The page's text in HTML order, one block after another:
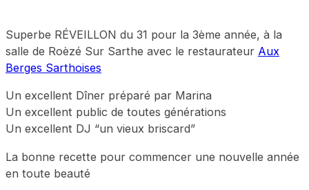
Superbe RÉVEILLON du 31 pour la 3ème année, à la
salle de Roèzé Sur Sarthe avec le restaurateur Aux
Berges Sarthoises
Un excellent Dîner préparé par Marina
Un excellent public de toutes générations
Un excellent DJ “un vieux briscard”
La bonne recette pour commencer une nouvelle année
en toute beauté